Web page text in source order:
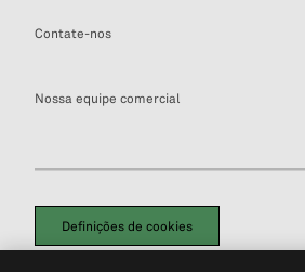
Contate-nos
Nossa equipe comercial
Definições de cookies